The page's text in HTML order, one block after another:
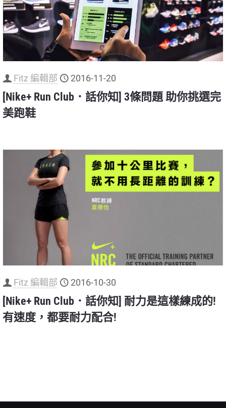
Fitz 編輯部 2016-11-20
[Nike+ Run Club．話你知] 3條問題 助你挑選完
美跑鞋
Fitz 編輯部 2016-10-30
[Nike+ Run Club．話你知] 耐力是這樣練成的!
有速度，都要耐力配合!